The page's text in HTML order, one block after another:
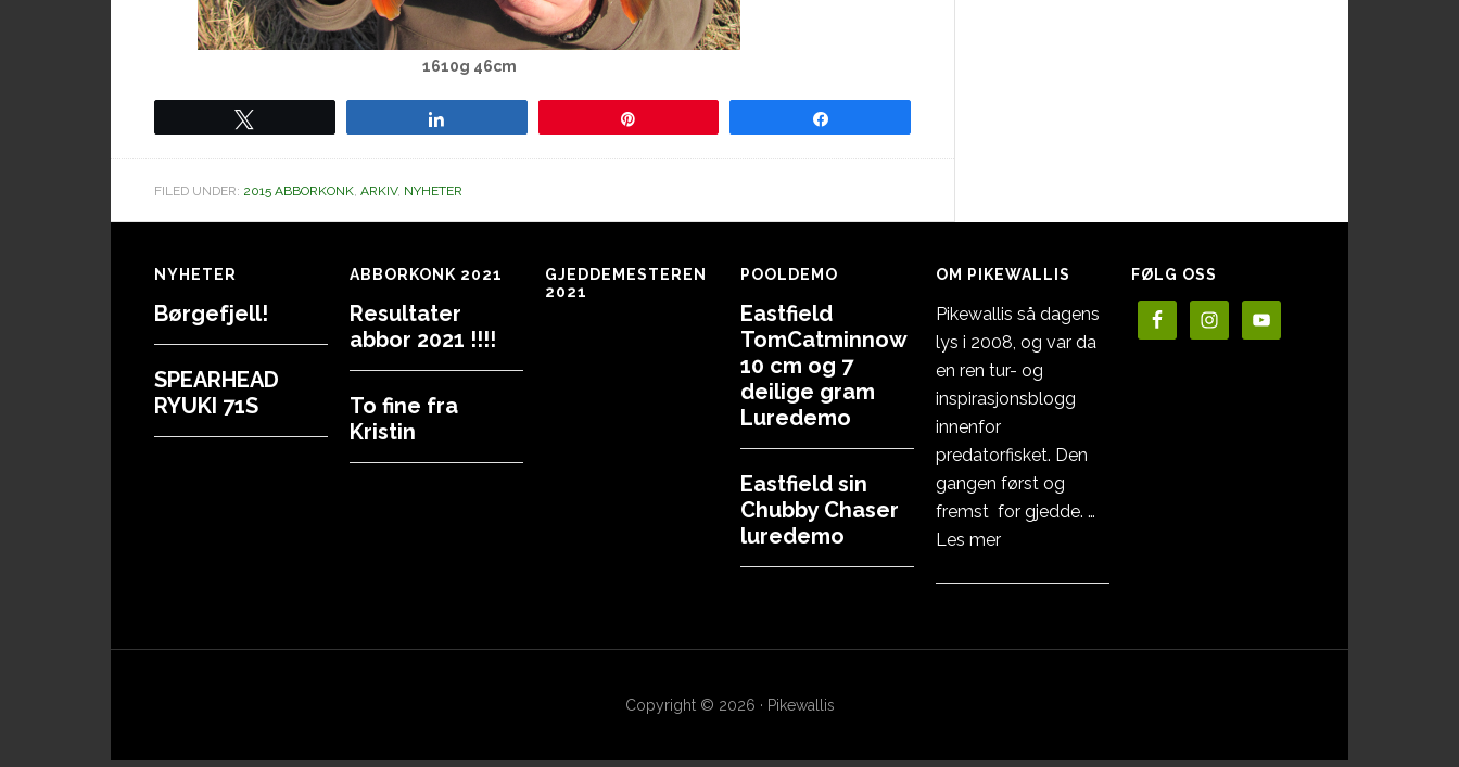
1610g 46cm
FILED UNDER: 2015 ABBORKONK ARKIV, NYHETER
Footer
NYHETER
Børgefjell!
SPEARHEAD
RYUKI 71S
ABBORKONK 2021
Resultater
abbor 2021 !!!!
To fine fra
Kristin
GJEDDEMESTEREN
2021
POOLDEMO
Eastfield
TomCatminnow
10 cm og 7
deilige gram
Luredemo
Eastfield sin
Chubby Chaser
luredemo
OM PIKEWALLIS
Pikewallis så dagens
lys i 2008, og var da
en ren tur- og
inspirasjonsblogg
innenfor
predatorfisket. Den
gangen først og
fremst for gjedde. …
Les meromOm
FØLG OSS
Copyright © 2026 · Pikewallis